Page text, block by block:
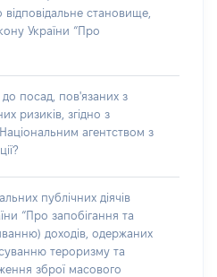
відповідальне становище,
України “Про
посад, пов'язаних з
ризиків, згідно з
агентством з
публічних діячів
“Про запобігання та
доходів, одержаних
тероризму та
зброї масового